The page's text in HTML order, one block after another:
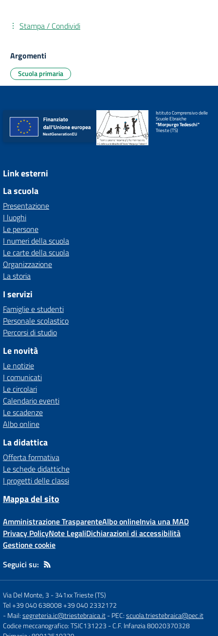
Stampa / Condividi
Argomenti
Scuola primaria
Istituto Comprensivo delle
Scuole Ebraiche
"Morpurgo Tedeschi"
Trieste (TS)
Link esterni
La scuola
Presentazione
I luoghi
Le persone
I numeri della scuola
Le carte della scuola
Organizzazione
La storia
I servizi
Famiglie e studenti
Personale scolastico
Percorsi di studio
Le novità
Le notizie
I comunicati
Le circolari
Calendario eventi
Le scadenze
Albo online
La didattica
Offerta formativa
Le schede didattiche
I progetti delle classi
Mappa del sito
Amministrazione TrasparenteAlbo onlineInvia una MAD
Privacy PolicyNote LegaliDichiarazioni di accessibilità
Gestione cookie
Seguici su:
Via Del Monte, 3 -341xx Trieste (TS)
Tel +39 040 638008 +39 040 2332172
- Mail:segreteria.ic@triestebraica.it- PEC:scuola.triestebraica@pec.it
Codice meccanografico: TSIC131223 - C.F. Infanzia 80020370328